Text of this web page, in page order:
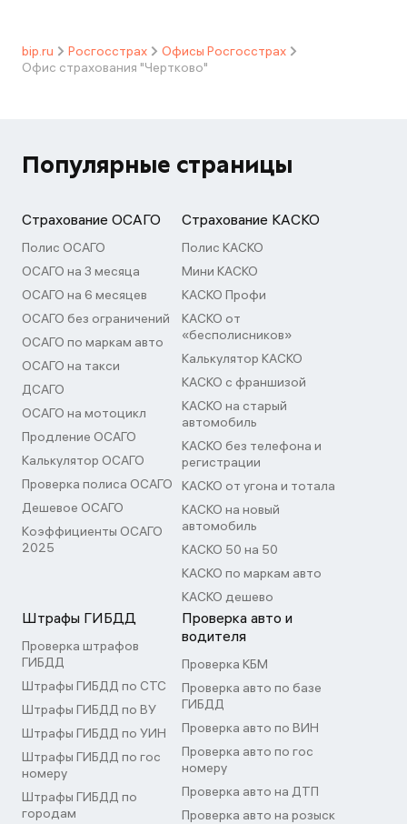
bip.ru Росгосстрах
Офисы Росгосстрах
Офис страхования "Чертково"
Популярные страницы
Страхование ОСАГО
Полис ОСАГО
ОСАГО на 3 месяца
ОСАГО на 6 месяцев
ОСАГО без ограничений
ОСАГО по маркам авто
ОСАГО на такси
ДСАГО
ОСАГО на мотоцикл
Продление ОСАГО
Калькулятор ОСАГО
Проверка полиса ОСАГО
Дешевое ОСАГО
Коэффициенты ОСАГО
2025
Страхование КАСКО
Полис КАСКО
Мини КАСКО
КАСКО Профи
КАСКО от
«бесполисников»
Калькулятор КАСКО
КАСКО с франшизой
КАСКО на старый
автомобиль
КАСКО без телефона и
регистрации
КАСКО от угона и тотала
КАСКО на новый
автомобиль
КАСКО 50 на 50
КАСКО по маркам авто
КАСКО дешево
Штрафы ГИБДД
Проверка штрафов
ГИБДД
Штрафы ГИБДД по СТС
Штрафы ГИБДД по ВУ
Штрафы ГИБДД по УИН
Штрафы ГИБДД по гос
номеру
Штрафы ГИБДД по
городам
Проверка авто и
водителя
Проверка КБМ
Проверка авто по базе
ГИБДД
Проверка авто по ВИН
Проверка авто по гос
номеру
Проверка авто на ДТП
Проверка авто на розыск